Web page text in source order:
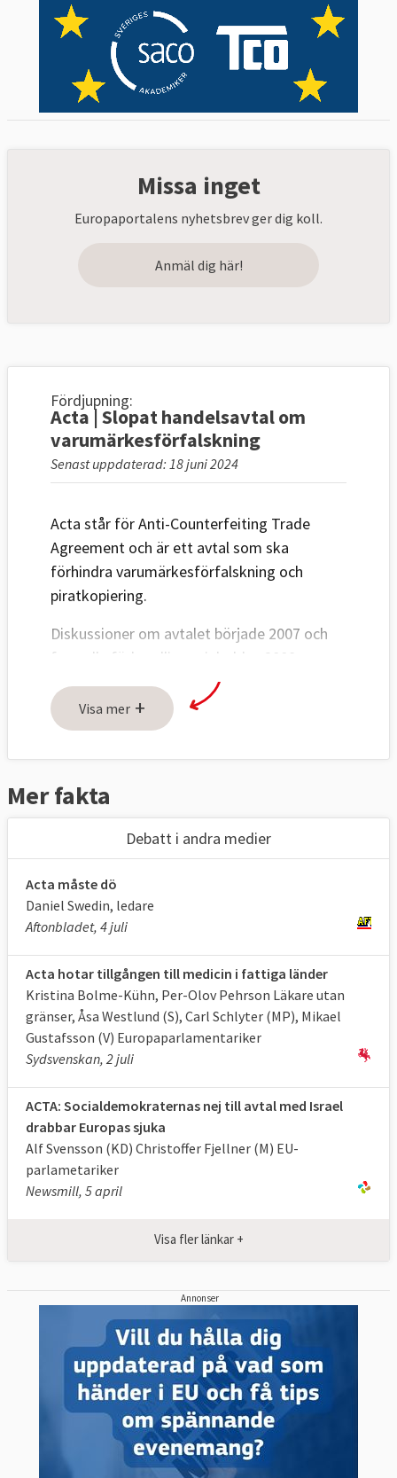
Missa inget
Europaportalens nyhetsbrev ger dig koll.
Anmäl dig här!
Fördjupning:
Acta | Slopat handelsavtal om
varumärkesförfalskning
Senast uppdaterad: 18 juni 2024
Acta står för Anti-Counterfeiting Trade
Agreement och är ett avtal som ska
förhindra varumärkesförfalskning och
piratkopiering.
Diskussioner om avtalet började 2007 och
formella förhandlingar inleddes 2008.
Länderna som deltar är Australien, EU,
Japan, Kanada, Sydkorea, Mexiko, Marocko,
Nya Zeeland, Schweiz, Singapore och USA.
Förhandlingarna avslutades i Tokyo den 2
oktober 2010.
Avtalet innehåller tre huvuddelar:
Rättsligt ramverk: civil- och straffrättsliga
regler, tullåtgärder och skydd i den digitala
2. Metoder för att genomdriva reglerna:
utveckling av expertis hos relevanta
myndigheter, sammanställning och analys
av statistisk, koordinering mellan
myndigheter, ökad medvetenhet hos
allmänheten om piratkopiering
3. Internationellt samarbete mellan
parternas nationella myndigheter, utbyte av
information mellan parterna och
inklusive utvecklingsländer.
anledningar. Den främsta kritiken gör
gällande att förhandlingarna omgärdas av
alltför stort hemlighetsmakeri. Enligt
dokument som läckt ut pekar
förhandlingstexterna på att nya, mer
långtgående lagar om straff för
piratkopiering tas fram, bland annat att
internetuppkopplingar ska kunna stängas av.
Visa mer +
Mer fakta
Debatt i andra medier
Acta måste dö
Daniel Swedin, ledare
Aftonbladet, 4 juli
Acta hotar tillgången till medicin i fattiga länder
Kristina Bolme-Kühn, Per-Olov Pehrson Läkare utan
gränser, Åsa Westlund (S), Carl Schlyter (MP), Mikael
Gustafsson (V) Europaparlamentariker
Sydsvenskan, 2 juli
ACTA: Socialdemokraternas nej till avtal med Israel
drabbar Europas sjuka
Alf Svensson (KD) Christoffer Fjellner (M) EU-
parlametariker
Newsmill, 5 april
Visa fler länkar +
Annonser